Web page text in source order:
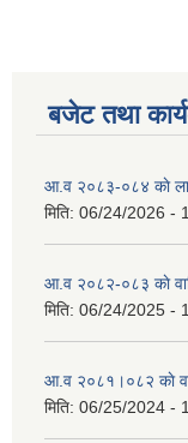
बजेट तथा
आ.व २०८३-०८४ काे
मिति: 06/24/2026 -
आ.व २०८२-०८३ काे
मिति: 06/24/2025 -
आ.व २०८१।०८२ काे
मिति: 06/25/2024 -